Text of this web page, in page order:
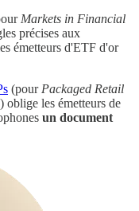
Markets in Financial
précises aux
émetteurs d'ETF d'or
(pour Packaged Retail
) oblige les émetteurs de
un document